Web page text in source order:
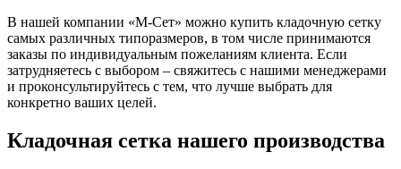
В нашей компании «М-Сет» можно купить кладочную сетку
самых различных типоразмеров, в том числе принимаются
заказы по индивидуальным пожеланиям клиента. Если
затрудняетесь с выбором – свяжитесь с нашими менеджерами
и проконсультируйтесь с тем, что лучше выбрать для
конкретно ваших целей.
Кладочная сетка нашего производства